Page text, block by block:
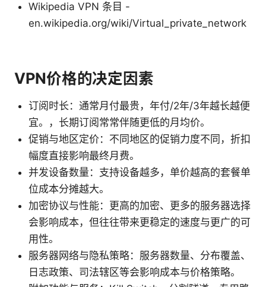
Wikipedia VPN 条目 -
en.wikipedia.org/wiki/Virtual_private_network
VPN价格的决定因素
订阅时长：通常月付最贵，年付/2年/3年越长越便
宜。，长期订阅常常伴随更低的月均价。
促销与地区定价：不同地区的促销力度不同，折扣
幅度直接影响最终月费。
并发设备数量：支持设备越多，单价越高的套餐单
位成本分摊越大。
加密协议与性能：更高的加密、更多的服务器选择
会影响成本，但往往带来更稳定的速度与更广的可
用性。
服务器网络与隐私策略：服务器数量、分布覆盖、
日志政策、司法辖区等会影响成本与价格策略。